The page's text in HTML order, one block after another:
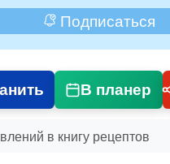
Подписаться
В планер
в книгу рецептов